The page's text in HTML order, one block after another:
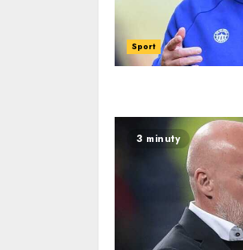
Sport
3 minuty